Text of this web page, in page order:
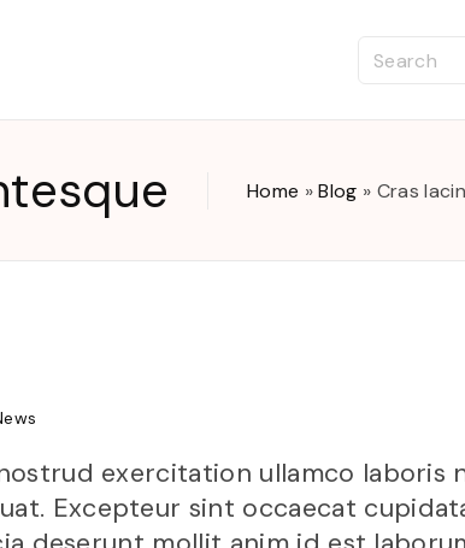
Home »Blog » Cras
exercitation ullamco laboris
Excepteur sint occaecat